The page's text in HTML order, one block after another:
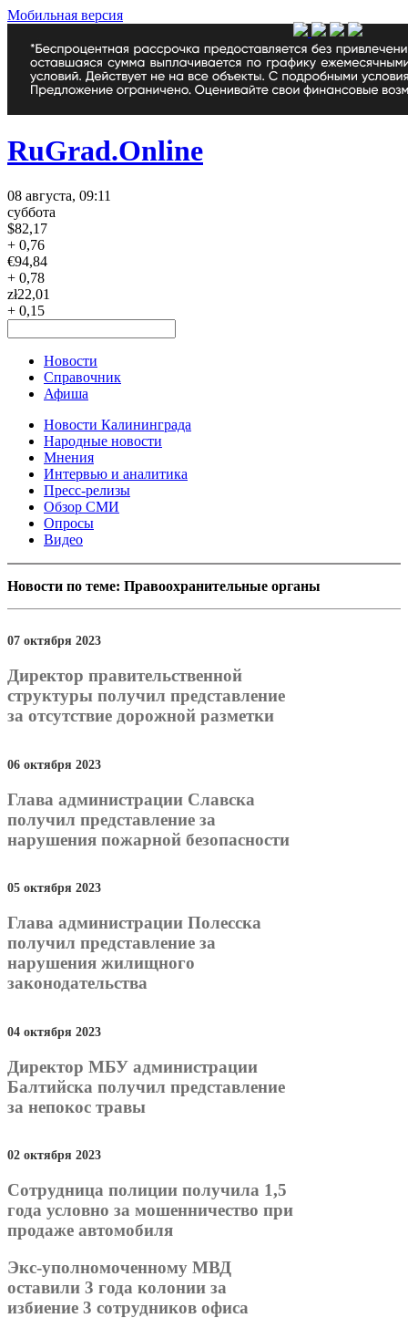
Мобильная версия
RuGrad.Online
08 августа, 09:11
суббота
$82,17
+ 0,76
€94,84
+ 0,78
zł22,01
+ 0,15
Новости
Справочник
Афиша
Новости Калининграда
Народные новости
Мнения
Интервью и аналитика
Пресс-релизы
Обзор СМИ
Опросы
Видео
Новости по теме: Правоохранительные органы
07 октября 2023
Директор правительственной
структуры получил представление
за отсутствие дорожной разметки
06 октября 2023
Глава администрации Славска
получил представление за
нарушения пожарной безопасности
05 октября 2023
Глава администрации Полесска
получил представление за
нарушения жилищного
законодательства
04 октября 2023
Директор МБУ администрации
Балтийска получил представление
за непокос травы
02 октября 2023
Сотрудница полиции получила 1,5
года условно за мошенничество при
продаже автомобиля
Экс-уполномоченному МВД
оставили 3 года колонии за
избиение 3 сотрудников офиса